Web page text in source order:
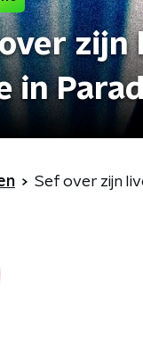
zijn
in
Sef over zijn